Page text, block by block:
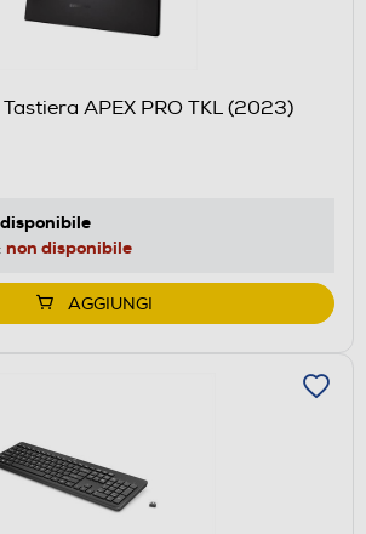
Tastiera APEX PRO TKL (2023)
disponibile
non disponibile
AGGIUNGI